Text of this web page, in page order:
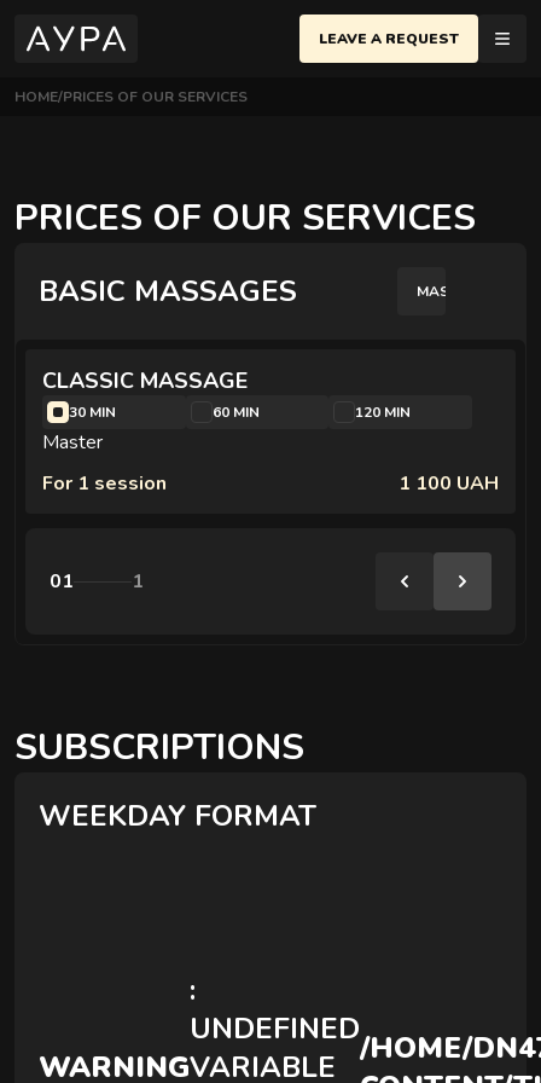
LEAVE A REQUEST
HOME PRICES OF OUR SERVICES
PRICES OF OUR SERVICES
BASIC MASSAGES MASTER
CLASSIC MASSAGE
30 MIN 60 MIN 120 MIN
Master
For 1 session
1 100 UAH
01 1
SUBSCRIPTIONS
WEEKDAY FORMAT
WARNING
:
UNDEFINED
VARIABLE
/HOME/
MASSAGES
BASIC MASSAGES
COUPLES MASSAGES